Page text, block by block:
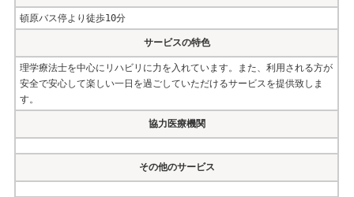
頓原バス停より徒歩10分
サービスの特色
理学療法士を中心にリハビリに力を入れています。また、利用される方が
安全で安心して楽しい一日を過ごしていただけるサービスを提供致しま
す。
協力医療機関
その他のサービス